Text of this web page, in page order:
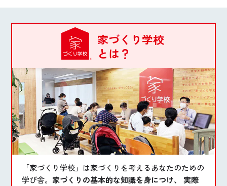
家づくり学校
とは？
「家づくり学校」は家づくりを考えるあなたのための
学び舎。 家づくりの基本的な知識を身につけ、 実際